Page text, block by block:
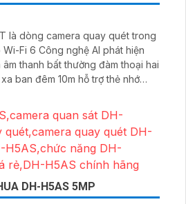
là dòng camera quay quét trong
Wi-Fi 6 Công nghệ AI phát hiện
thanh bất thường đàm thoại hai
ban đêm 10m hỗ trợ thẻ nhớ
DH-H5AS 5MP